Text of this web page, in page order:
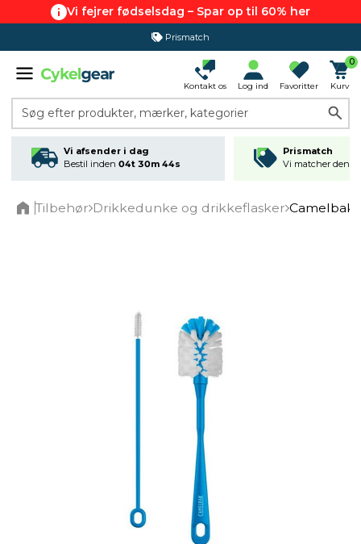
Vi fejrer fødselsdag – Spar op til 60% her
Prismatch
365 dages returret
Kontakt os Log ind Favoritter
0
Kurv
Søg efter produkter, mærker, kategorier
Vi afsender i dag
Bestil inden 04t 30m 44s
Prismatch
Vi matcher den
Tilbehør Drikkedunke og drikkeflasker Camelbak